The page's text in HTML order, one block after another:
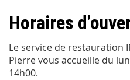
Horaires
Le service de restauration
Pierre vous accueille du
14h00.